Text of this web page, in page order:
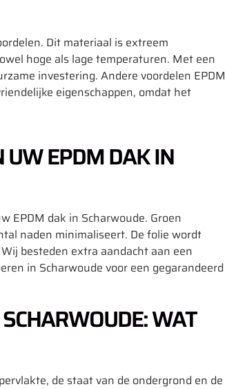
Dit materiaal is extreem
hoge als lage temperaturen. Met een
investering. Andere voordelen EPDM
eigenschappen, omdat het
UW EPDM DAK IN
EPDM dak in Scharwoude. Groen
naden minimaliseert. De folie wordt
besteden extra aandacht aan een
in Scharwoude voor een gegarandeerd
WAT
de staat van de ondergrond en de